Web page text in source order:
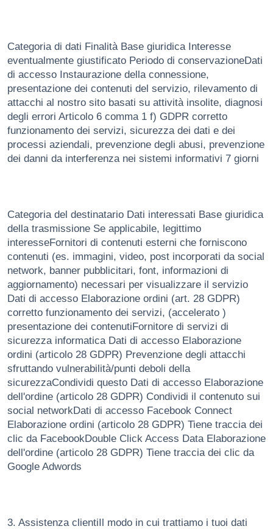
Categoria di dati Finalità Base giuridica Interesse
eventualmente giustificato Periodo di conservazioneDati
di accesso Instaurazione della connessione,
presentazione dei contenuti del servizio, rilevamento di
attacchi al nostro sito basati su attività insolite, diagnosi
degli errori Articolo 6 comma 1 f) GDPR corretto
funzionamento dei servizi, sicurezza dei dati e dei
processi aziendali, prevenzione degli abusi, prevenzione
dei danni da interferenza nei sistemi informativi 7 giorni
Categoria del destinatario Dati interessati Base giuridica
della trasmissione Se applicabile, legittimo
interesseFornitori di contenuti esterni che forniscono
contenuti (es. immagini, video, post incorporati da social
network, banner pubblicitari, font, informazioni di
aggiornamento) necessari per visualizzare il servizio
Dati di accesso Elaborazione ordini (art. 28 GDPR)
corretto funzionamento dei servizi, (accelerato )
presentazione dei contenutiFornitore di servizi di
sicurezza informatica Dati di accesso Elaborazione
ordini (articolo 28 GDPR) Prevenzione degli attacchi
sfruttando vulnerabilità/punti deboli della
sicurezzaCondividi questo Dati di accesso Elaborazione
dell'ordine (articolo 28 GDPR) Condividi il contenuto sui
social networkDati di accesso Facebook Connect
Elaborazione ordini (articolo 28 GDPR) Tiene traccia dei
clic da FacebookDouble Click Access Data Elaborazione
dell'ordine (articolo 28 GDPR) Tiene traccia dei clic da
Google Adwords
3. Assistenza clientiIl modo in cui trattiamo i tuoi dati